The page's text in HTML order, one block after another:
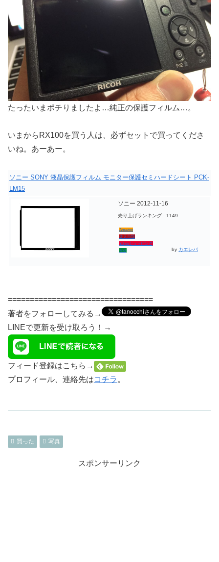
たったいまポチりましたよ…純正の保護フィルム…。
いまからRX100を買う人は、必ずセットで買ってくださ
いね。あーあー。
ソニー SONY 液晶保護フィルム モニター保護セミハードシート PCK-
LM15
ソニー 2012-11-16
売り上げランキング : 1149
Amazon
楽天市場
Yahooショッピング
7net
by カエレバ
=================================
著者をフォローしてみる→
LINEで更新を受け取ろう！→
フィード登録はこちら→
プロフィール、連絡先はコチラ 。
買った 写真
スポンサーリンク